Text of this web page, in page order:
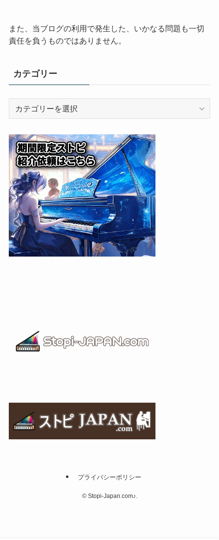
また、当ブログの利用で発生した、いかなる問題も一切
責任を負うものではありません。
カテゴリー
リ
ー
プライバシーポリシー
©Stopi-Japan.com♪.